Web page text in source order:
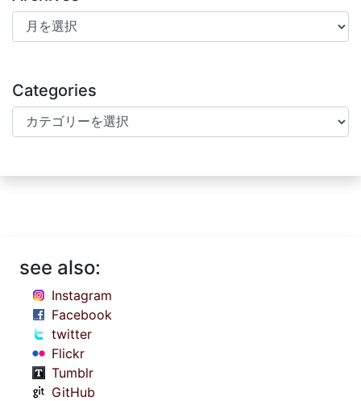
Archives
Categories
Categories
see also:
Instagram
Facebook
twitter
Flickr
Tumblr
GitHub